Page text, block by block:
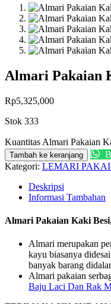
Almari Pakaian
Rp5,325,000
Stok 333
Kuantitas Almari Pakaian
Tambah ke keranjang
Kategori: LEMARI
Deskripsi
Informasi Tambahan
Almari Pakaian Kaki
Almari merupakan
kayu biasanya
banyak barang
Almari pakaian
Baju Laci Dan Rak